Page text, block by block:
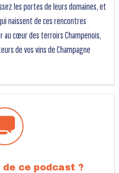
les portes de leurs domaines, et
naissent de ces rencontres
au cœur des terroirs Champenois,
de vos vins de Champagne
ce podcast ?